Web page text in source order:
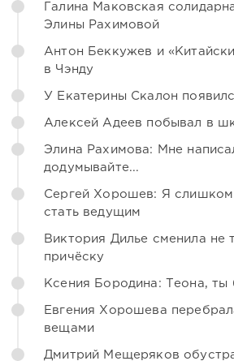
Галина Маковская
Элины Рахимовой
Антон Беккужев и
в Чэнду
У Екатерины Скалон
Алексей Адеев побывал в
Элина Рахимова: Мне
додумывайте...
Сергей Хорошев: Я слишком
стать ведущим
Виктория Дилье сменила не
причёску
Ксения Бородина: Теона, ты
Евгения Хорошева
вещами
Дмитрий Мещеряков